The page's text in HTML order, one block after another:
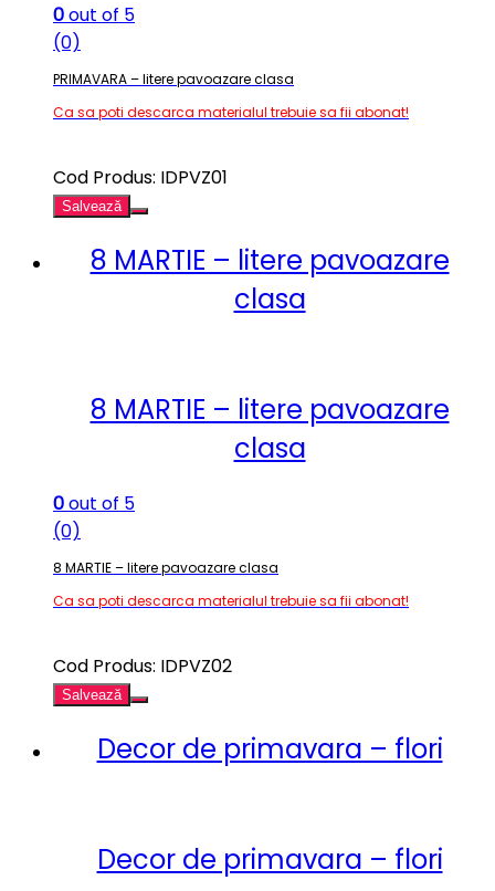
0out of 5
(0)
PRIMAVARA – litere pavoazare clasa
Ca sa poti descarca materialul trebuie sa fii abonat!
Cod Produs: IDPVZ01
Salvează
8 MARTIE – litere pavoazare
clasa
8 MARTIE – litere pavoazare
clasa
0out of 5
(0)
8 MARTIE – litere pavoazare clasa
Ca sa poti descarca materialul trebuie sa fii abonat!
Cod Produs: IDPVZ02
Salvează
Decor de primavara – flori
Decor de primavara – flori